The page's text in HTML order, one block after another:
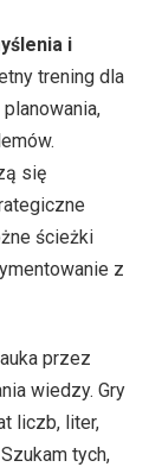
i
trening dla
się
ścieżki
z
przez
wiedzy. Gry
liczb, liter,
tych,